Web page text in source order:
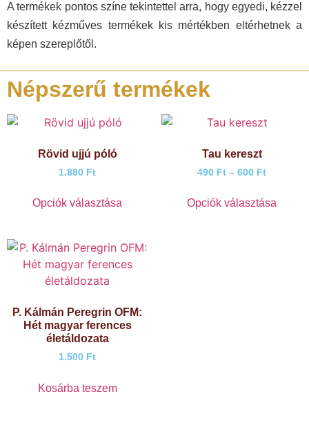
A termékek pontos színe tekintettel arra, hogy egyedi, kézzel
készített kézműves termékek kis mértékben eltérhetnek a
képen szereplőtől.
Népszerű termékek
Rövid ujjú póló
1.880 Ft
Opciók választása
Tau kereszt
490 Ft – 600 Ft
Opciók választása
P. Kálmán Peregrin OFM:
Hét magyar ferences
életáldozata
1.500 Ft
Kosárba teszem